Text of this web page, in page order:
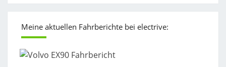
Meine aktuellen Fahrberichte bei electrive: